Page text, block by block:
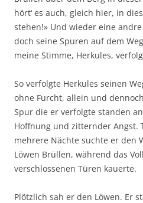
hört‘ es auch, gleich hier, in
stehen!» Und wieder eine
doch seine Spuren auf dem
meine Stimme, Herkules,
So verfolgte Herkules seinen
ohne Furcht, allein und
Spur die er verfolgte standen
Hoffnung und zitternder Angst.
mehrere Nächte suchte er den
Löwen Brüllen, während das
verschlossenen Türen kauerte.
Plötzlich sah er den Löwen. Er